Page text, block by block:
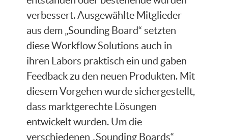
verbessert. Ausgewählte Mitglieder
aus dem „Sounding Board“ setzten
diese Workflow Solutions auch in
ihren Labors praktisch ein und gaben
Feedback zu den neuen Produkten. Mit
diesem Vorgehen wurde sichergestellt,
dass marktgerechte Lösungen
entwickelt wurden. Um die
verschiedenen „Sounding Boards“